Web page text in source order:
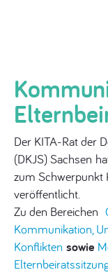
Der KITA-Rat der
(DKJS) Sachsen
zum Schwerpunkt
veröffentlicht.
Zu den Bereichen
Kommunikation,
Konflikten sowie